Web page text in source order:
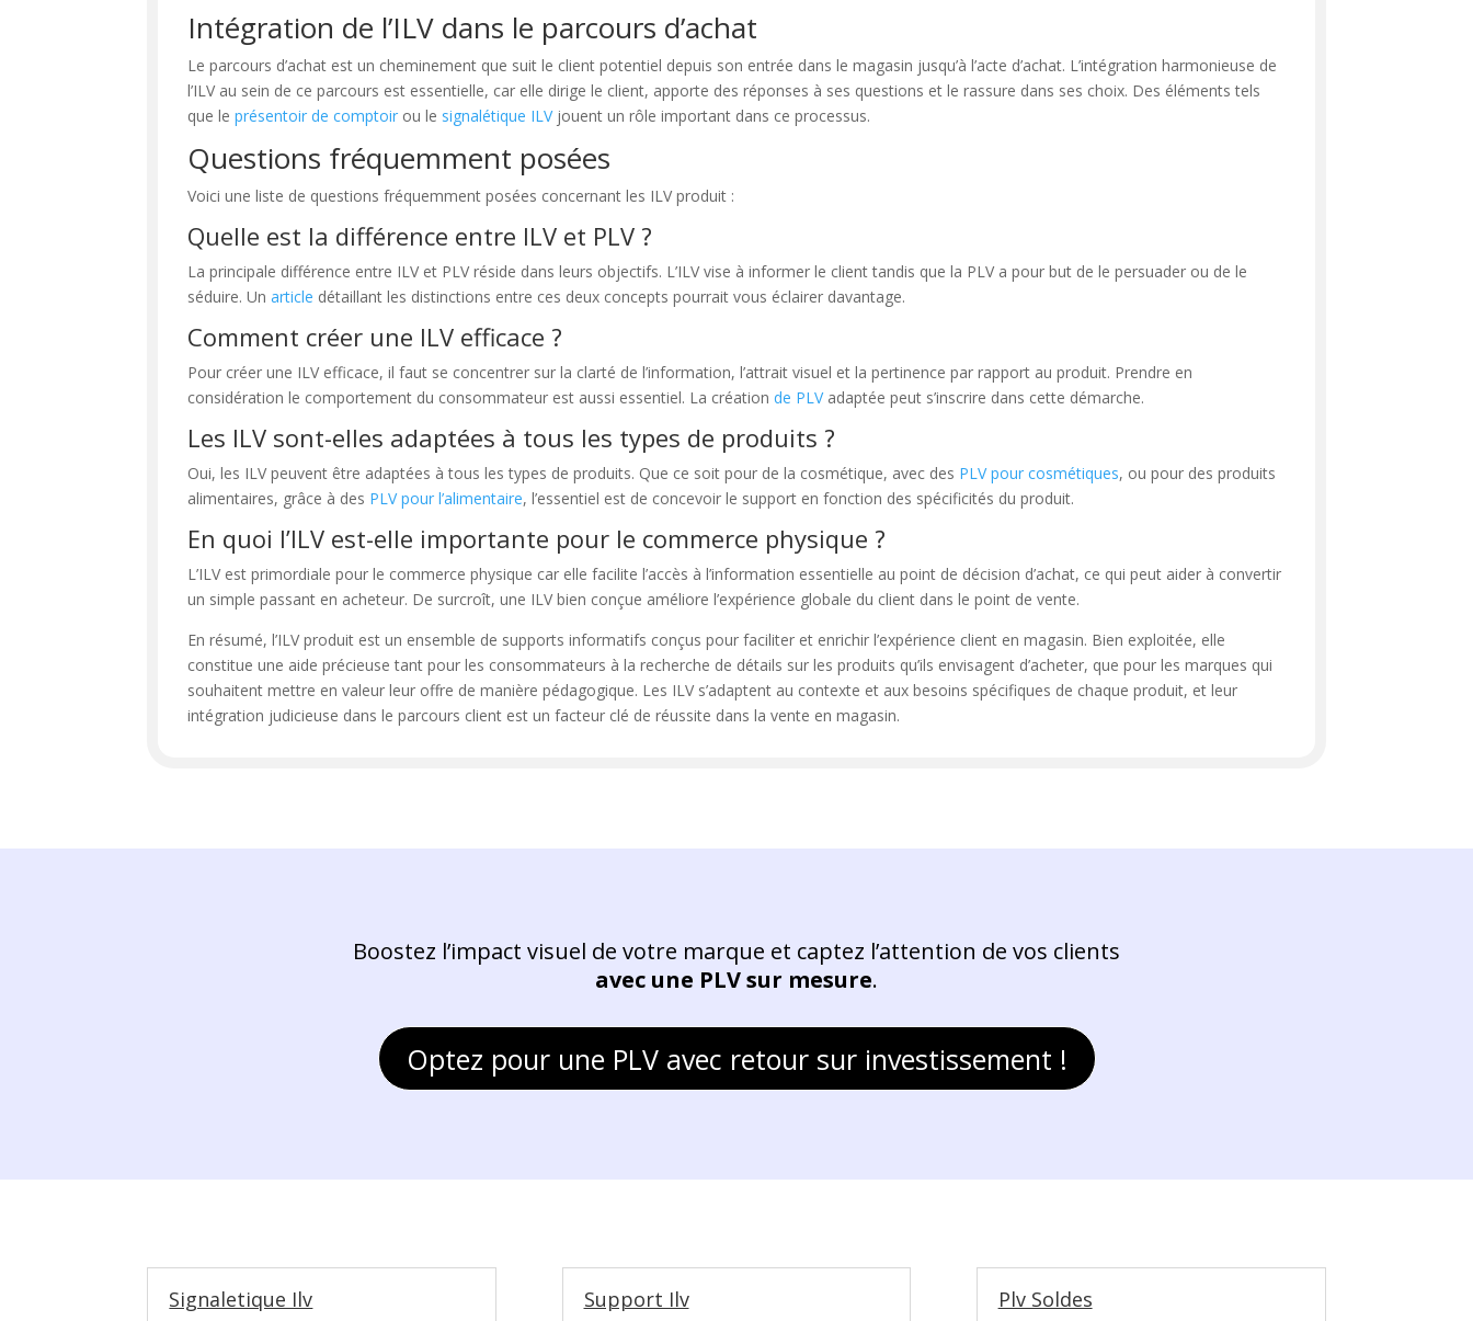
Intégration de l’ILV dans le parcours d’achat
Le parcours d’achat est un cheminement que suit le client potentiel depuis son entrée dans le magasin jusqu’à l’acte d’achat. L’intégration harmonieuse de
l’ILV au sein de ce parcours est essentielle, car elle dirige le client, apporte des réponses à ses questions et le rassure dans ses choix. Des éléments tels
que leprésentoir de comptoir ou le signalétique ILVjouent un rôle important dans ce processus.
Questions fréquemment posées
Voici une liste de questions fréquemment posées concernant les ILV produit :
Quelle est la différence entre ILV et PLV ?
La principale différence entre ILV et PLV réside dans leurs objectifs. L’ILV vise à informer le client tandis que la PLV a pour but de le persuader ou de le
séduire. Unarticle détaillant les distinctions entre ces deux concepts pourrait vous éclairer davantage.
Comment créer une ILV efficace ?
Pour créer une ILV efficace, il faut se concentrer sur la clarté de l’information, l’attrait visuel et la pertinence par rapport au produit. Prendre en
considération le comportement du consommateur est aussi essentiel. La créationde PLVadaptée peut s’inscrire dans cette démarche.
Les ILV sont-elles adaptées à tous les types de produits ?
Oui, les ILV peuvent être adaptées à tous les types de produits. Que ce soit pour de la cosmétique, avec des PLV pour cosmétiques, ou pour des produits
alimentaires, grâce à des PLV pour l’alimentaire, l’essentiel est de concevoir le support en fonction des spécificités du produit.
En quoi l’ILV est-elle importante pour le commerce physique ?
L’ILV est primordiale pour le commerce physique car elle facilite l’accès à l’information essentielle au point de décision d’achat, ce qui peut aider à convertir
un simple passant en acheteur. De surcroît, une ILV bien conçue améliore l’expérience globale du client dans le point de vente.
En résumé, l’ILV produit est un ensemble de supports informatifs conçus pour faciliter et enrichir l’expérience client en magasin. Bien exploitée, elle
constitue une aide précieuse tant pour les consommateurs à la recherche de détails sur les produits qu’ils envisagent d’acheter, que pour les marques qui
souhaitent mettre en valeur leur offre de manière pédagogique. Les ILV s’adaptent au contexte et aux besoins spécifiques de chaque produit, et leur
intégration judicieuse dans le parcours client est un facteur clé de réussite dans la vente en magasin.
Boostez l’impact visuel de votre marque et captez l’attention de vos clients
avec une PLV sur mesure.
Optez pour une PLV avec retour sur investissement !
Signaletique Ilv Support Ilv Plv Soldes